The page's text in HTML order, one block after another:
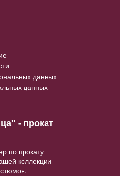
данных
данных
- прокат
по прокату
коллекции